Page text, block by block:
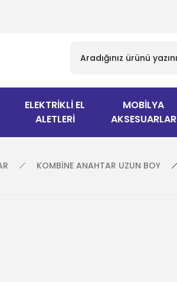
ELEKTRİKLİ EL
ALETLERİ
MOBİLYA
AKSESUARLAR
KOMBİNE ANAHTAR UZUN BOY